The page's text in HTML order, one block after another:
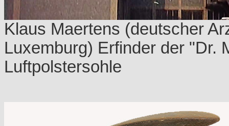
Klaus Maertens (deutscher
Luxemburg) Erfinder der "Dr.
Luftpolstersohle